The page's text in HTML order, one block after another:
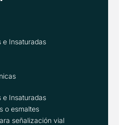
e Insaturadas
e Insaturadas
o esmaltes
señalización vial